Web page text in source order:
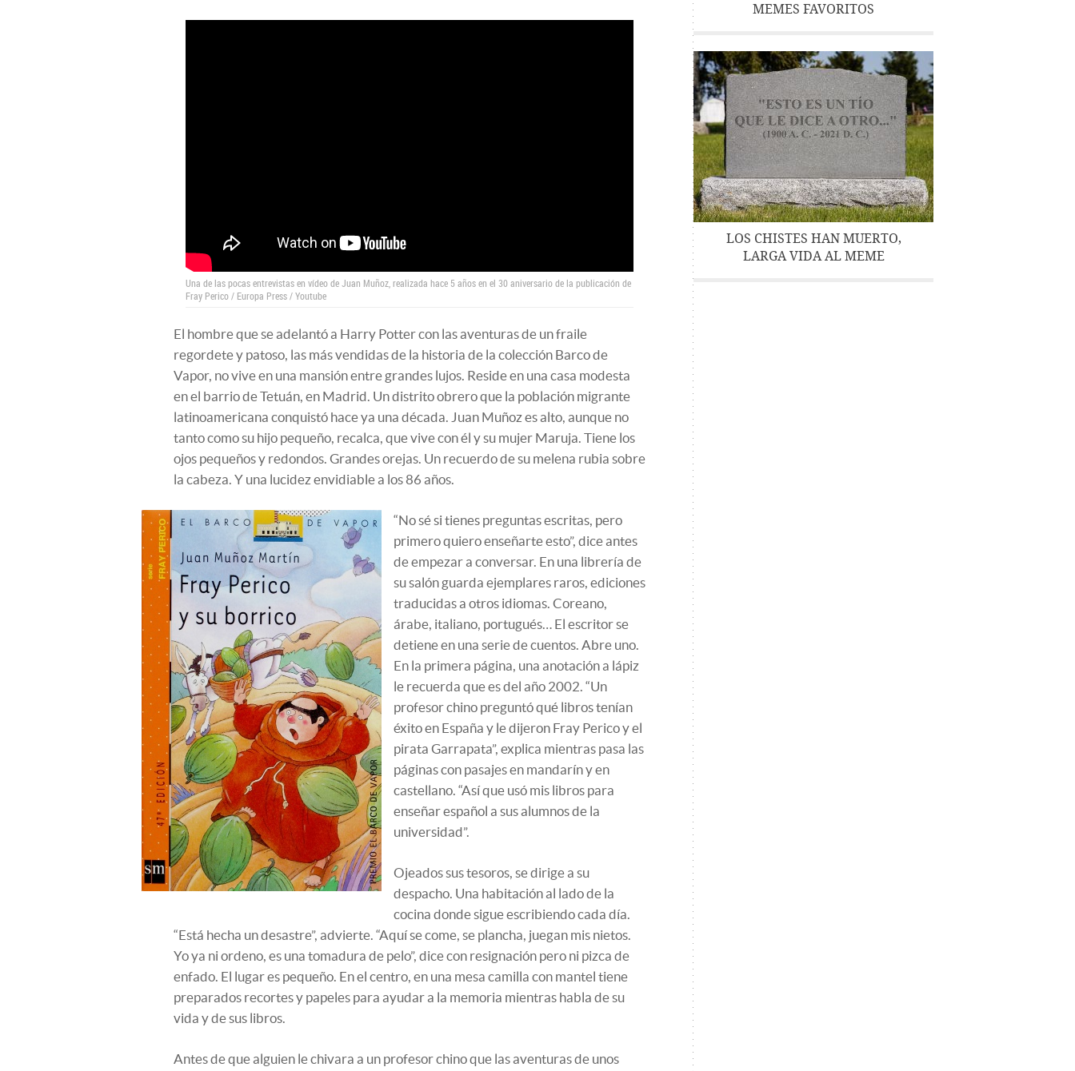
Una de las pocas entrevistas en vídeo de Juan Muñoz, realizada hace 5 años en el 30 aniversario de la publicación de
Fray Perico / Europa Press / Youtube
El hombre que se adelantó a Harry Potter con las aventuras de un fraile
regordete y patoso, las más vendidas de la historia de la colección Barco de
Vapor, no vive en una mansión entre grandes lujos. Reside en una casa modesta
en el barrio de Tetuán, en Madrid. Un distrito obrero que la población migrante
latinoamericana conquistó hace ya una década. Juan Muñoz es alto, aunque no
tanto como su hijo pequeño, recalca, que vive con él y su mujer Maruja. Tiene los
ojos pequeños y redondos. Grandes orejas. Un recuerdo de su melena rubia sobre
la cabeza. Y una lucidez envidiable a los 86 años.
“No sé si tienes preguntas escritas, pero
primero quiero enseñarte esto”, dice antes
de empezar a conversar. En una librería de
su salón guarda ejemplares raros, ediciones
traducidas a otros idiomas. Coreano,
árabe, italiano, portugués… El escritor se
detiene en una serie de cuentos. Abre uno.
En la primera página, una anotación a lápiz
le recuerda que es del año 2002. “Un
profesor chino preguntó qué libros tenían
éxito en España y le dijeron Fray Perico y el
pirata Garrapata”, explica mientras pasa las
páginas con pasajes en mandarín y en
castellano. “Así que usó mis libros para
enseñar español a sus alumnos de la
universidad”.
Ojeados sus tesoros, se dirige a su
despacho. Una habitación al lado de la
cocina donde sigue escribiendo cada día.
“Está hecha un desastre”, advierte. “Aquí se come, se plancha, juegan mis nietos.
Yo ya ni ordeno, es una tomadura de pelo”, dice con resignación pero ni pizca de
enfado. El lugar es pequeño. En el centro, en una mesa camilla con mantel tiene
preparados recortes y papeles para ayudar a la memoria mientras habla de su
vida y de sus libros.
Antes de que alguien le chivara a un profesor chino que las aventuras de unos
MEMES FAVORITOS
LOS CHISTES HAN MUERTO,
LARGA VIDA AL MEME